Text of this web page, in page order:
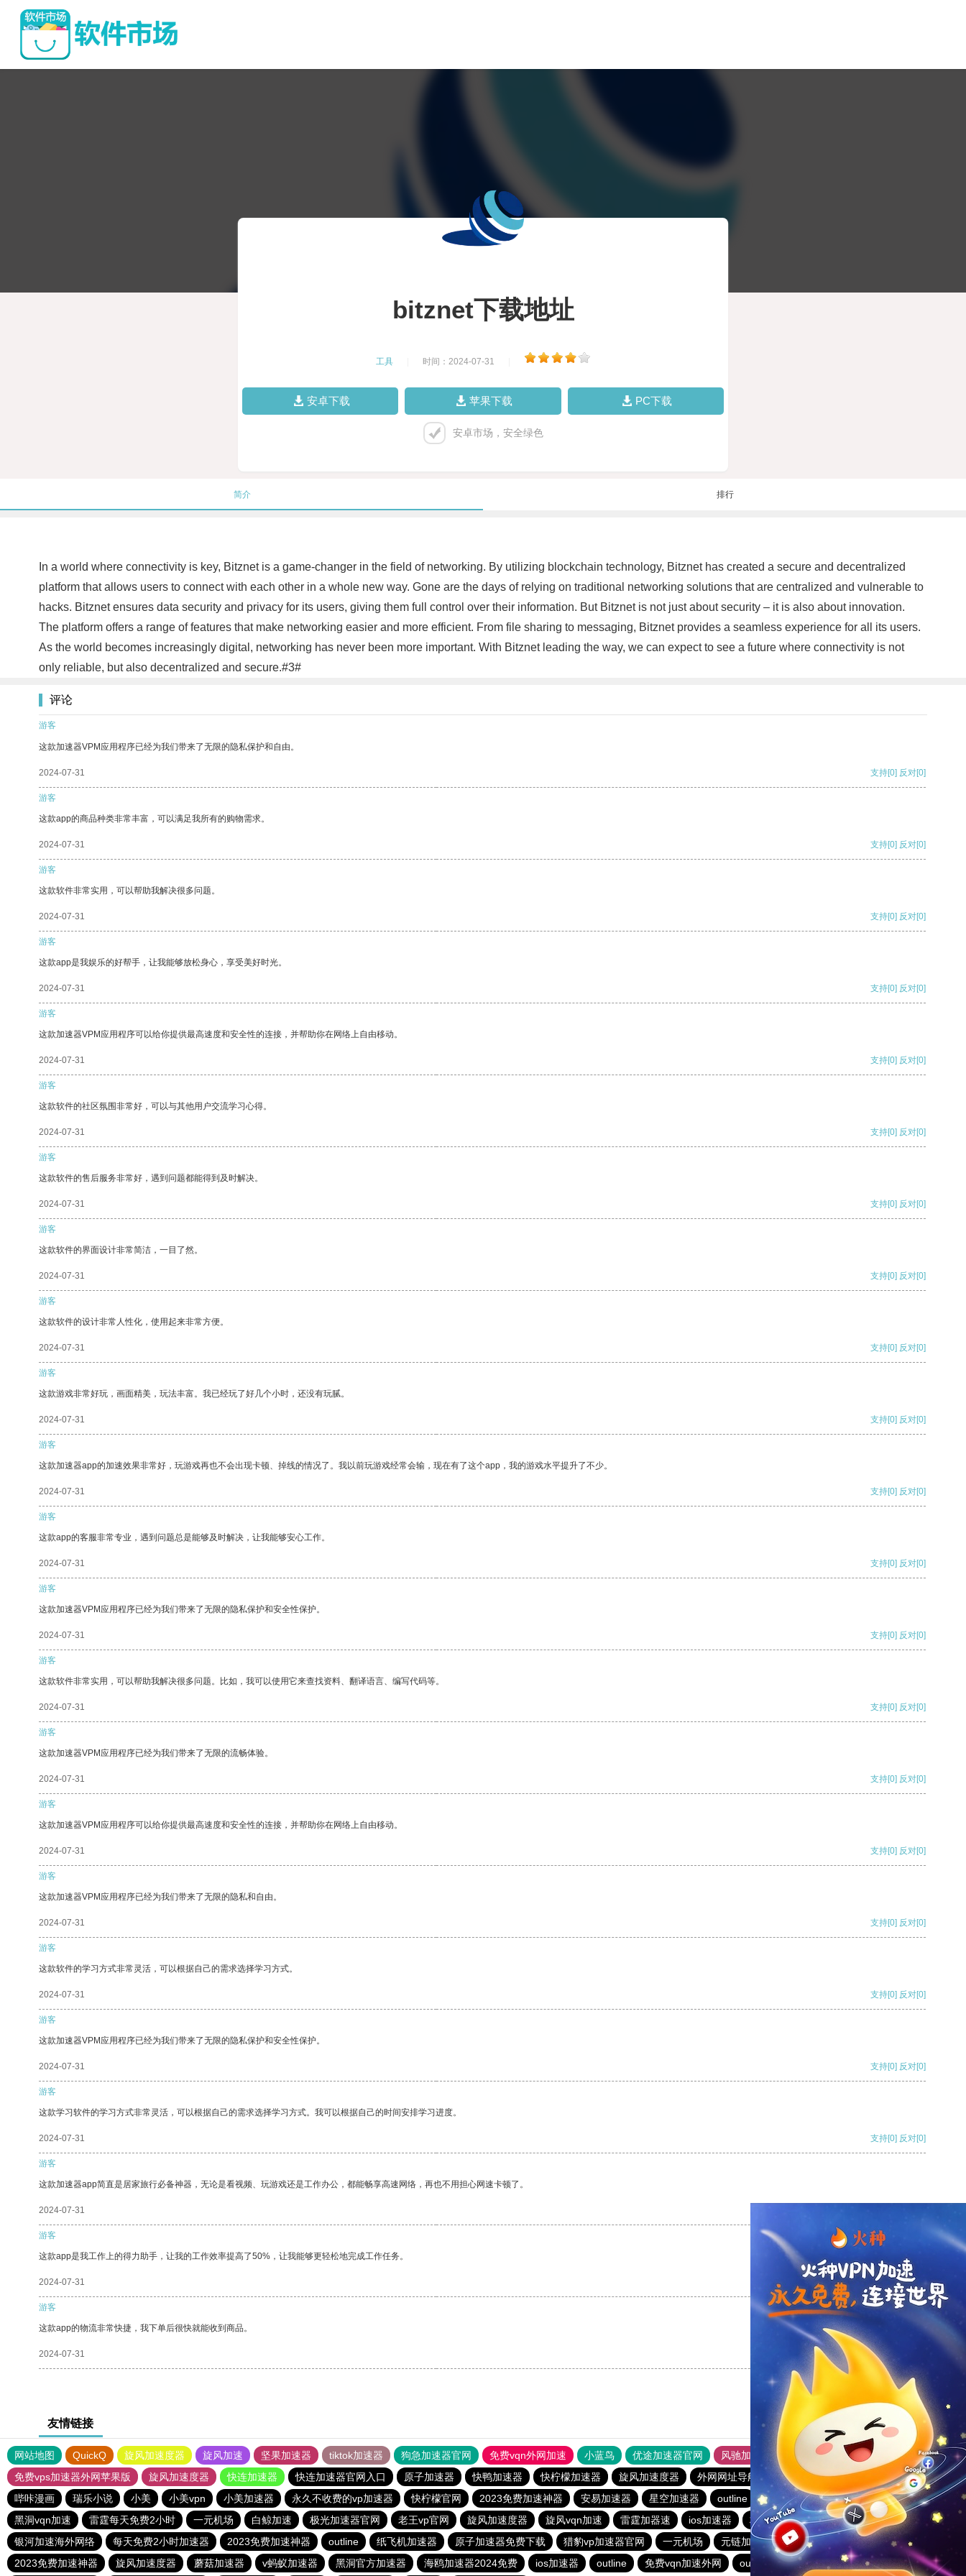
bitznet下载地址
工具 时间：2024-07-31
安卓下载 苹果下载 PC下载
安卓市场，安全绿色
简介 排行
In a world where connectivity is key, Bitznet is a game-changer in the field of networking. By utilizing blockchain technology, Bitznet has created a secure and decentralized
platform that allows users to connect with each other in a whole new way. Gone are the days of relying on traditional networking solutions that are centralized and vulnerable to
hacks. Bitznet ensures data security and privacy for its users, giving them full control over their information. But Bitznet is not just about security – it is also about innovation.
The platform offers a range of features that make networking easier and more efficient. From file sharing to messaging, Bitznet provides a seamless experience for all its users.
As the world becomes increasingly digital, networking has never been more important. With Bitznet leading the way, we can expect to see a future where connectivity is not
only reliable, but also decentralized and secure.#3#
评论
游客
这款加速器VPM应用程序已经为我们带来了无限的隐私保护和自由。
2024-07-31 支持[0] 反对[0]
游客
这款app的商品种类非常丰富，可以满足我所有的购物需求。
2024-07-31 支持[0] 反对[0]
游客
这款软件非常实用，可以帮助我解决很多问题。
2024-07-31 支持[0] 反对[0]
游客
这款app是我娱乐的好帮手，让我能够放松身心，享受美好时光。
2024-07-31 支持[0] 反对[0]
游客
这款加速器VPM应用程序可以给你提供最高速度和安全性的连接，并帮助你在网络上自由移动。
2024-07-31 支持[0] 反对[0]
游客
这款软件的社区氛围非常好，可以与其他用户交流学习心得。
2024-07-31 支持[0] 反对[0]
游客
这款软件的售后服务非常好，遇到问题都能得到及时解决。
2024-07-31 支持[0] 反对[0]
游客
这款软件的界面设计非常简洁，一目了然。
2024-07-31 支持[0] 反对[0]
游客
这款软件的设计非常人性化，使用起来非常方便。
2024-07-31 支持[0] 反对[0]
游客
这款游戏非常好玩，画面精美，玩法丰富。我已经玩了好几个小时，还没有玩腻。
2024-07-31 支持[0] 反对[0]
游客
这款加速器app的加速效果非常好，玩游戏再也不会出现卡顿、掉线的情况了。我以前玩游戏经常会输，现在有了这个app，我的游戏水平提升了不少。
2024-07-31 支持[0] 反对[0]
游客
这款app的客服非常专业，遇到问题总是能够及时解决，让我能够安心工作。
2024-07-31 支持[0] 反对[0]
游客
这款加速器VPM应用程序已经为我们带来了无限的隐私保护和安全性保护。
2024-07-31 支持[0] 反对[0]
游客
这款软件非常实用，可以帮助我解决很多问题。比如，我可以使用它来查找资料、翻译语言、编写代码等。
2024-07-31 支持[0] 反对[0]
游客
这款加速器VPM应用程序已经为我们带来了无限的流畅体验。
2024-07-31 支持[0] 反对[0]
游客
这款加速器VPM应用程序可以给你提供最高速度和安全性的连接，并帮助你在网络上自由移动。
2024-07-31 支持[0] 反对[0]
游客
这款加速器VPM应用程序已经为我们带来了无限的隐私和自由。
2024-07-31 支持[0] 反对[0]
游客
这款软件的学习方式非常灵活，可以根据自己的需求选择学习方式。
2024-07-31 支持[0] 反对[0]
游客
这款加速器VPM应用程序已经为我们带来了无限的隐私保护和安全性保护。
2024-07-31 支持[0] 反对[0]
游客
这款学习软件的学习方式非常灵活，可以根据自己的需求选择学习方式。我可以根据自己的时间安排学习进度。
2024-07-31 支持[0] 反对[0]
游客
这款加速器app简直是居家旅行必备神器，无论是看视频、玩游戏还是工作办公，都能畅享高速网络，再也不用担心网速卡顿了。
2024-07-31
游客
这款app是我工作上的得力助手，让我的工作效率提高了50%，让我能够更轻松地完成工作任务。
2024-07-31 支持 [0] 反对 [0]
游客
这款app的物流非常快捷，我下单后很快就能收到商品。
2024-07-31 支持
友情链接
网站地图 QuickQ 旋风加速度器 旋风加速 坚果加速器 tiktok加速器 狗急加速器官网 免费vqn外网加速 小蓝鸟 优途加速器官网 风驰加速器
旋风加速器
免费vps加速器外网苹果版
旋风加速度器 快连加速器 快连加速器官网入口 原子加速器 快鸭加速器 快柠檬加速器 旋风加速度器 外网网址导航 软件中心 雷霆加速
狂飙加速器
哔咔漫画
瑞乐小说 小美 小美vpn 小美加速器 永久不收费的vp加速器 快柠檬官网 2023免费加速神器 安易加速器 星空加速器 outline 云帆加速器
toto加速器
黑洞vqn加速
雷霆每天免费2小时 一元机场 白鲸加速 极光加速器官网 老王vp官网 旋风加速度器 旋风vqn加速 雷霆加器速 ios加速器 极风加速器
安卓加速器梯子
银河加速海外网络
每天免费2小时加速器 2023免费加速神器 outline 纸飞机加速器 原子加速器免费下载 猎豹vp加速器官网 一元机场 元链加速器
原子加速最新下载
2023免费加速神器
旋风加速度器 蘑菇加速器 v蚂蚁加速器 黑洞官方加速器 海鸥加速器2024免费 ios加速器 outline 免费vqn加速外网 outline 能上twitter的加速器免费